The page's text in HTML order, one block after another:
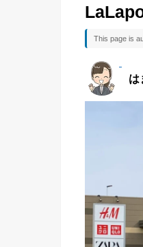
This page is
は